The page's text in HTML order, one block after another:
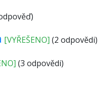
[VYŘEŠENO] (2 odpovědi)
(3 odpovědi)